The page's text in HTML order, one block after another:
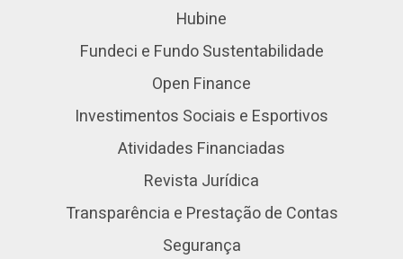
Hubine
Fundeci e Fundo Sustentabilidade
Open Finance
Investimentos Sociais e Esportivos
Atividades Financiadas
Revista Jurídica
Transparência e Prestação de Contas
Segurança